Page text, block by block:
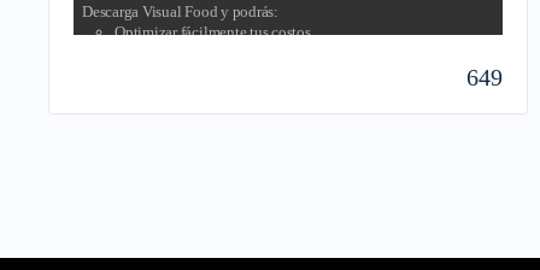
Descarga Visual Food y podrás:
Optimizar fácilmente tus costos.
Todo con un sistema multi-usuarios.
649